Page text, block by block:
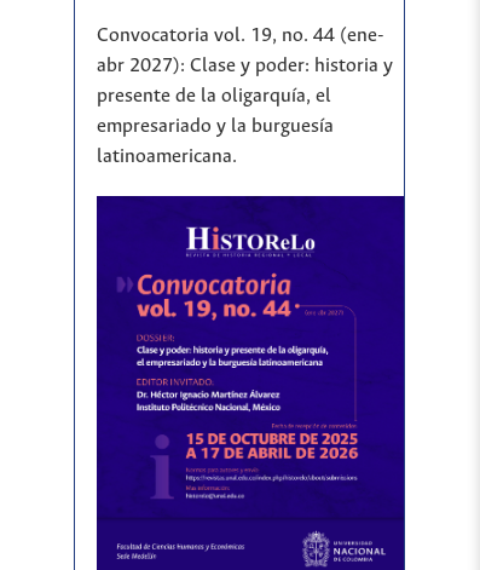
Convocatoria vol. 19, no. 44 (ene-
abr 2027): Clase y poder: historia y
presente de la oligarquía, el
empresariado y la burguesía
latinoamericana.